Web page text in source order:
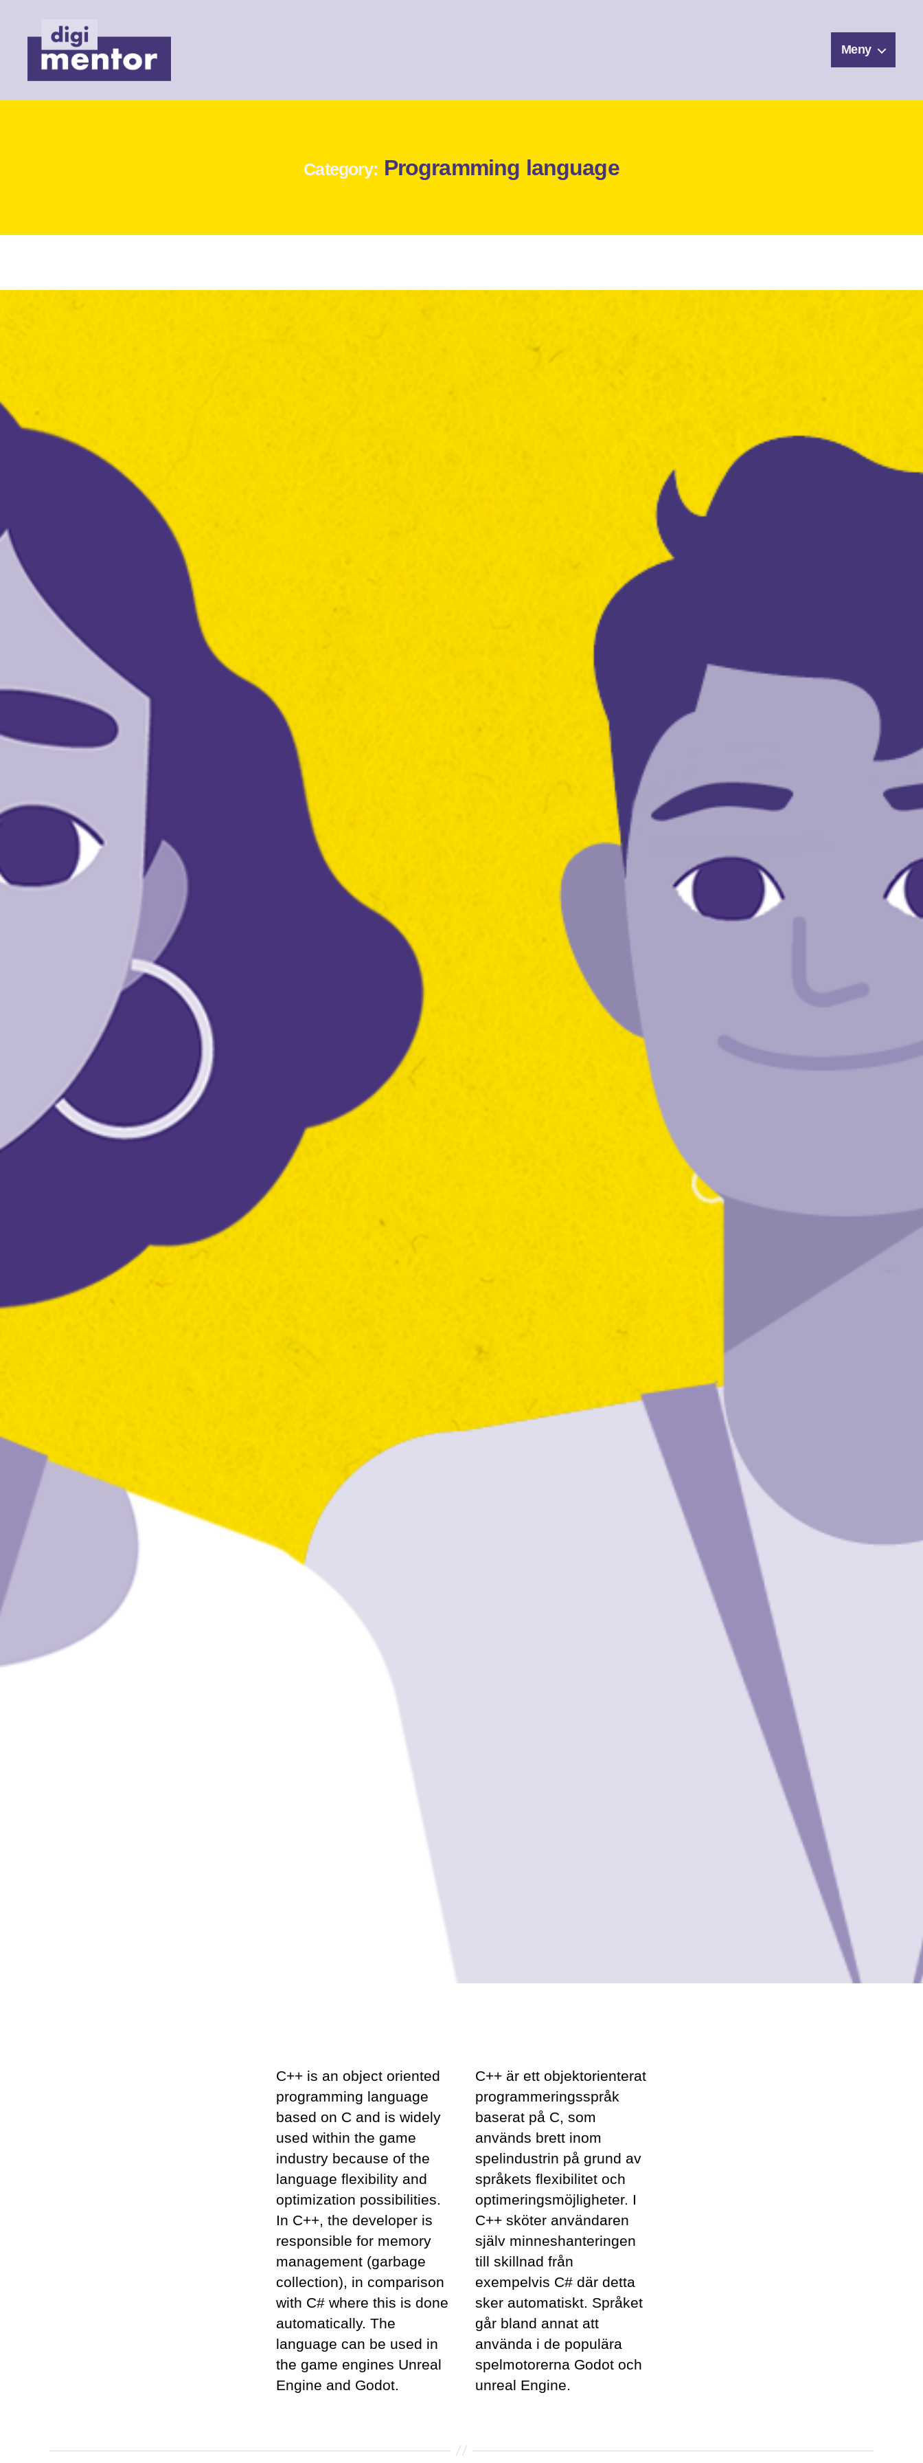
Meny
Category: Programming language
C++ is an object oriented
programming language
based on C and is widely
used within the game
industry because of the
language flexibility and
optimization possibilities.
In C++, the developer is
responsible for memory
management (garbage
collection), in comparison
with C# where this is done
automatically. The
language can be used in
the game engines Unreal
Engine and Godot.
C++ är ett objektorienterat
programmeringsspråk
baserat på C, som
används brett inom
spelindustrin på grund av
språkets flexibilitet och
optimeringsmöjligheter. I
C++ sköter användaren
själv minneshanteringen
till skillnad från
exempelvis C# där detta
sker automatiskt. Språket
går bland annat att
använda i de populära
spelmotorerna Godot och
unreal Engine.